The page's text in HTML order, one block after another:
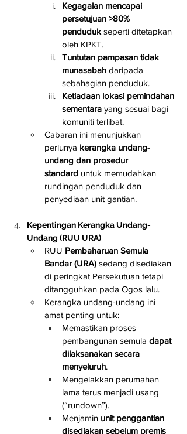
Kegagalan mencapai
persetujuan >80%
penduduk seperti ditetapkan
oleh KPKT.
Tuntutan pampasan tidak
munasabah daripada
sebahagian penduduk.
Ketiadaan lokasi pemindahan
sementara yang sesuai bagi
komuniti terlibat.
Cabaran ini menunjukkan
perlunya kerangka undang-
undang dan prosedur
standard untuk memudahkan
rundingan penduduk dan
penyediaan unit gantian.
Kepentingan Kerangka Undang-
Undang (RUU URA)
RUU Pembaharuan Semula
Bandar (URA) sedang disediakan
di peringkat Persekutuan tetapi
ditangguhkan pada Ogos lalu.
Kerangka undang-undang ini
amat penting untuk:
Memastikan proses
pembangunan semula dapat
dilaksanakan secara
menyeluruh.
Mengelakkan perumahan
lama terus menjadi usang
(“rundown”).
Menjamin unit penggantian
disediakan sebelum premis